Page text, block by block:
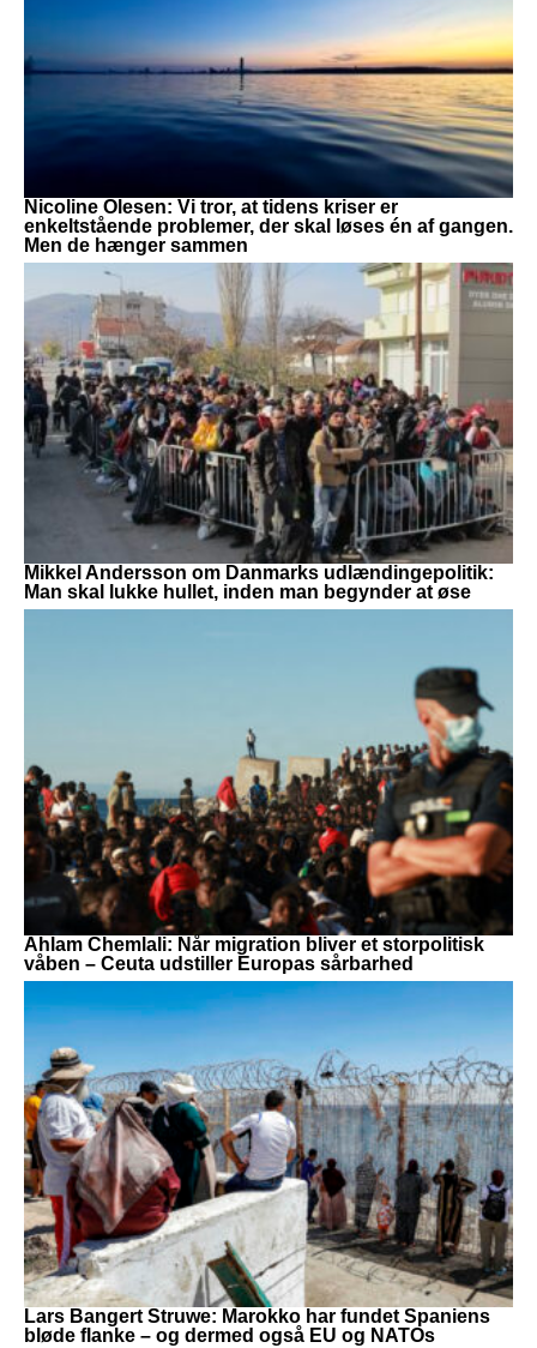
Nicoline Olesen: Vi tror, at tidens kriser er
enkeltstående problemer, der skal løses én af gangen.
Men de hænger sammen
Mikkel Andersson om Danmarks udlændingepolitik:
Man skal lukke hullet, inden man begynder at øse
Ahlam Chemlali: Når migration bliver et storpolitisk
våben – Ceuta udstiller Europas sårbarhed
Lars Bangert Struwe: Marokko har fundet Spaniens
bløde flanke – og dermed også EU og NATOs